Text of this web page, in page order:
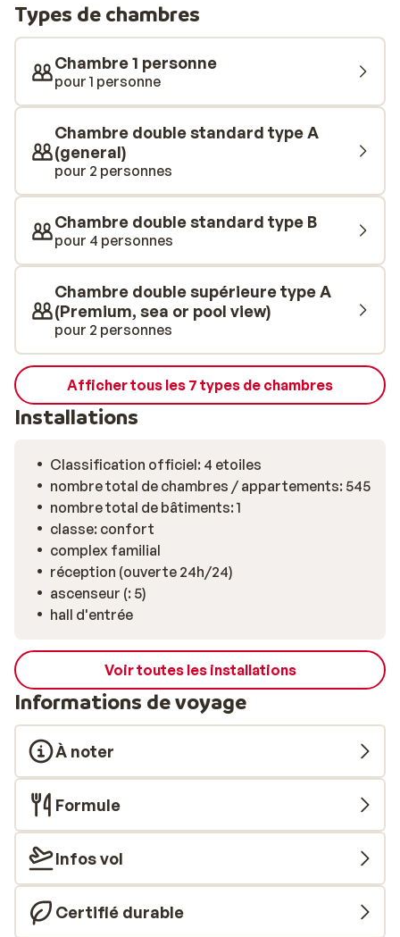
profiter du soleil. Les chambres de l’hôtel sont joliment
décorées et la plupart d’entre elles offrent une vue sur
la piscine ou la mer. Au cours de votre séjour, rendez-
vous au spa, équipé d’un sauna et d’une piscine
intérieure chauffée. Vous aurez également la
possibilité de réserver un massage. Les enfants
pourront profiter d'un bassin adapté et d'un mini-club
proposant des activités pour les 4 à 7 ans. Le
restaurant propose un buffet avec des plats riches et
autour de plats italiens au restaurant à la carte II
Veneziano, situé face à la promenade. Le soir, les
enfants pourront aussi faire la fête grâce au mini-
disco!
Types de chambres
Chambre 1 personne
pour 1 personne
Chambre double standard type A
(general)
pour 2 personnes
Chambre double standard type B
pour 4 personnes
Chambre double supérieure type A
(Premium, sea or pool view)
pour 2 personnes
Afficher tous les 7 types de chambres
Installations
Classification officiel: 4 etoiles
nombre total de chambres / appartements: 545
nombre total de bâtiments: 1
classe: confort
complex familial
réception (ouverte 24h/24)
ascenseur (: 5)
hall d'entrée
Voir toutes les installations
Informations de voyage
À noter
Formule
Infos vol
Certifié durable